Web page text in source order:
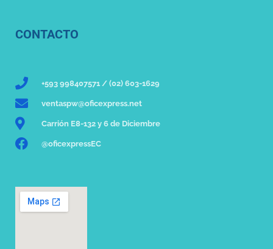
CONTACTO
+593 998407571 / (02) 603-1629
ventaspw@oficexpress.net
Carrión E8-132 y 6 de Diciembre
@oficexpressEC